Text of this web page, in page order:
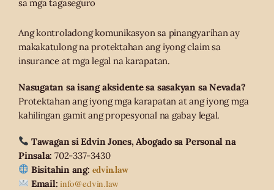
sa mga tagaseguro
Ang kontroladong komunikasyon sa pinangyarihan ay
makakatulong na protektahan ang iyong claim sa
insurance at mga legal na karapatan.
Nasugatan sa isang aksidente sa sasakyan sa Nevada?
Protektahan ang iyong mga karapatan at ang iyong mga
kahilingan gamit ang propesyonal na gabay legal.
Tawagan si Edvin Jones, Abogado sa Personal na
Pinsala: 702-337-3430
Bisitahin ang: edvin.law
Email: info@edvin.law